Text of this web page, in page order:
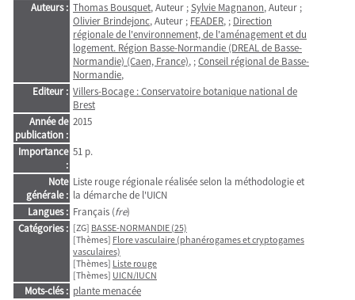
Auteurs : Thomas Bousquet, Auteur ;Sylvie Magnanon, Auteur ;
Olivier Brindejonc, Auteur ; FEADER, ; Direction
régionale de l'environnement, de l'aménagement et du
logement. Région Basse-Normandie (DREAL de Basse-
Normandie) (Caen, France), ;Conseil régional de Basse-
Normandie,
Editeur : Villers-Bocage : Conservatoire botanique national de
Brest
Année de
publication :
2015
Importance
:
51 p.
Note
générale :
Liste rouge régionale réalisée selon la méthodologie et
la démarche de l'UICN
Langues : Français (fre)
Catégories : [ZG] BASSE-NORMANDIE (25)
[Thèmes] Flore vasculaire (phanérogames et cryptogames
vasculaires)
[Thèmes] Liste rouge
[Thèmes] UICN/IUCN
Mots-clés : plante menacée